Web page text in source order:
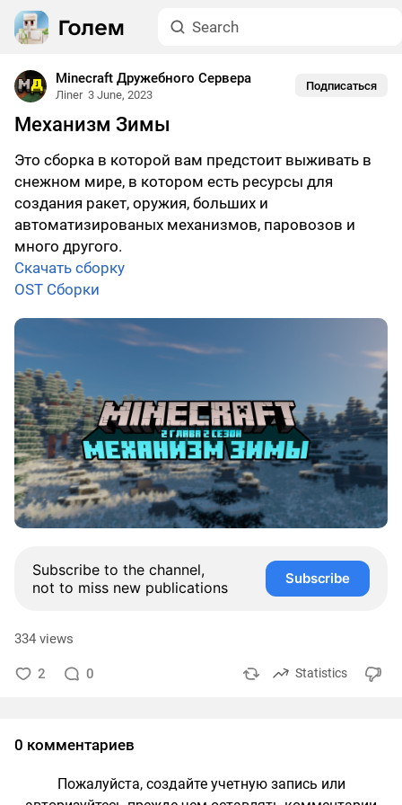
Minecraft Дружебного Сервера
Лiner 3 June, 2023
Подписаться
Механизм Зимы
Это сборка в которой вам предстоит выживать в
снежном мире, в котором есть ресурсы для
создания ракет, оружия, больших и
автоматизированых механизмов, паровозов и
много другого.
Скачать сборку
OST Сборки
Subscribe to the channel,
not to miss new publications
Subscribe
334 views
2 0 Statistics
0 комментариев
Пожалуйста, создайте учетную запись или